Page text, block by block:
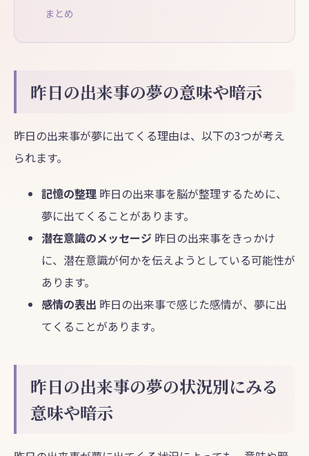
まとめ
昨日の出来事の夢の意味や暗示
昨日の出来事が夢に出てくる理由は、以下の3つが考え
られます。
記憶の整理 昨日の出来事を脳が整理するために、
夢に出てくることがあります。
潜在意識のメッセージ 昨日の出来事をきっかけ
に、潜在意識が何かを伝えようとしている可能性が
あります。
感情の表出 昨日の出来事で感じた感情が、夢に出
てくることがあります。
昨日の出来事の夢の状況別にみる
意味や暗示